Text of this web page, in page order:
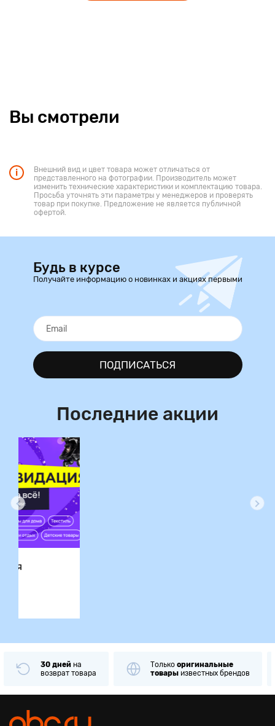
Вы смотрели
Внешний вид и цвет товара может отличаться от
представленного на фотографии. Производитель может
изменить технические характеристики и комплектацию товара.
Просьба уточнять эти параметры у менеджеров и проверять
товар при покупке. Предложение не является публичной
офертой.
Будь в курсе
Получайте информацию о новинках и акциях первыми
ПОДПИСАТЬСЯ
Последние акции
30 дней на
возврат товара
Только оригинальные
товары известных брендов